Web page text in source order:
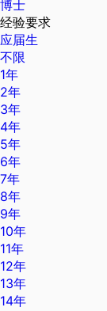
博士
经验要求
应届生
不限
1年
2年
3年
4年
5年
6年
7年
8年
9年
10年
11年
12年
13年
14年